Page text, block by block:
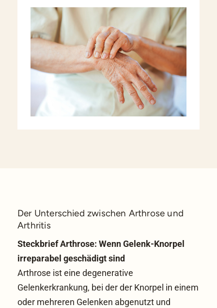
Der Unterschied zwischen Arthrose und
Arthritis
Steckbrief Arthrose: Wenn Gelenk-Knorpel
irreparabel geschädigt sind
Arthrose ist eine degenerative
Gelenkerkrankung, bei der der Knorpel in einem
oder mehreren Gelenken abgenutzt und